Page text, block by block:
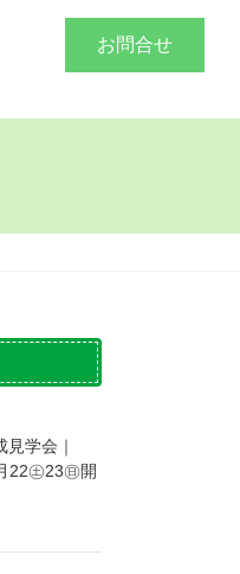
お問合せ
見学会｜
22㊏23㊐開